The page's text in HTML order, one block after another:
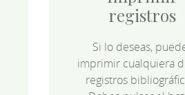
registros
Si lo deseas,
imprimir cualquiera
registros